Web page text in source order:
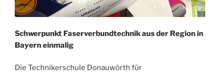
Schwerpunkt Faserverbundtechnik aus der Region in
Bayern einmalig
Die Technikerschule Donauwörth für